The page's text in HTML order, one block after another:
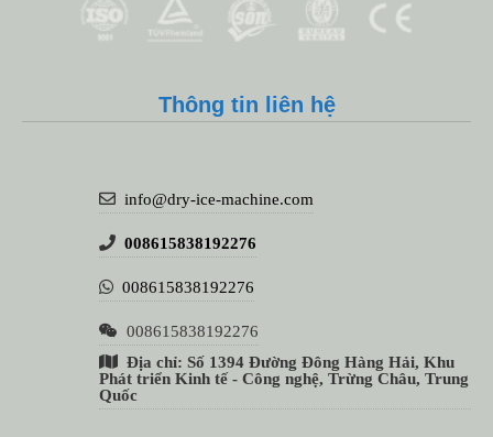
Thông tin liên hệ
info@dry-ice-machine.com
008615838192276
008615838192276
008615838192276
Địa chỉ: Số 1394 Đường Đông Hàng Hải, Khu
Phát triển Kinh tế - Công nghệ, Trừng Châu, Trung
Quốc
Email